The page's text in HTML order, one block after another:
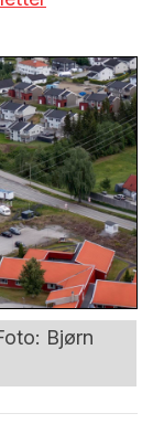
Bjørn